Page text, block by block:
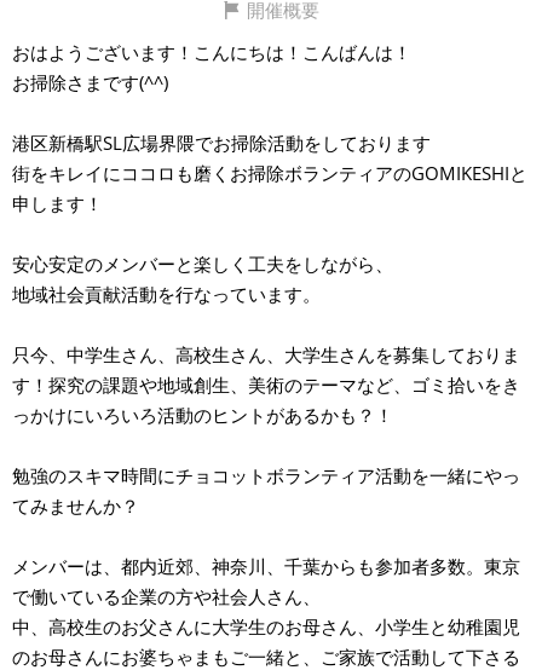
開催概要
おはようございます！こんにちは！こんばんは！
お掃除さまです(⁠^⁠^⁠)
港区新橋駅SL広場界隈でお掃除活動をしております
街をキレイにココロも磨くお掃除ボランティアのGOMIKESHIと
申します！
安心安定のメンバーと楽しく工夫をしながら、
地域社会貢献活動を行なっています。
只今、中学生さん、高校生さん、大学生さんを募集しておりま
す！探究の課題や地域創生、美術のテーマなど、ゴミ拾いをき
っかけにいろいろ活動のヒントがあるかも？！
勉強のスキマ時間にチョコットボランティア活動を一緒にやっ
てみませんか？
メンバーは、都内近郊、神奈川、千葉からも参加者多数。東京
で働いている企業の方や社会人さん、
中、高校生のお父さんに大学生のお母さん、小学生と幼稚園児
のお母さんにお婆ちゃまもご一緒と、ご家族で活動して下さる